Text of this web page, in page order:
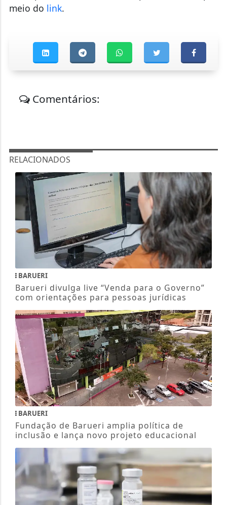
meio do link.
Comentários:
RELACIONADOS
BARUERI
Barueri divulga live “Venda para o Governo”
com orientações para pessoas jurídicas
BARUERI
Fundação de Barueri amplia política de
inclusão e lança novo projeto educacional